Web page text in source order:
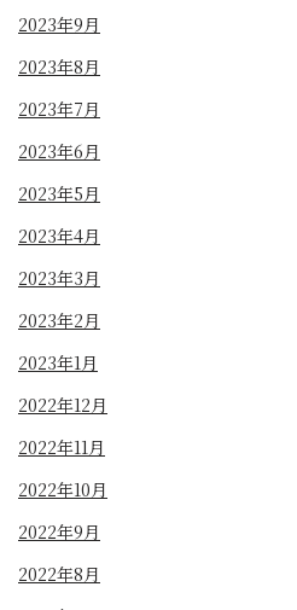
2023年9月
2023年8月
2023年7月
2023年6月
2023年5月
2023年4月
2023年3月
2023年2月
2023年1月
2022年12月
2022年11月
2022年10月
2022年9月
2022年8月